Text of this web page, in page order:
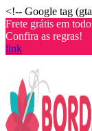
<!-- Google tag
Frete grátis em
Confira as regras!
link